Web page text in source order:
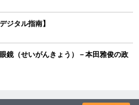
タル指南】
鏡（せいがんきょう）－本田雅俊の政